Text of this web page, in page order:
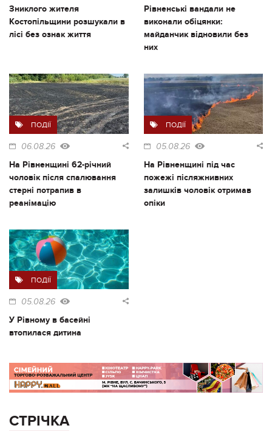
Зниклого жителя
Костопільщини розшукали в
лісі без ознак життя
Рівненські вандали не
виконали обіцянки:
майданчик відновили без
них
ПОДІЇ
06.08.26
На Рівненщині 62-річний
чоловік після спалювання
стерні потрапив в
реанімацію
ПОДІЇ
05.08.26
На Рівненщині під час
пожежі післяжнивних
залишків чоловік отримав
опіки
ПОДІЇ
05.08.26
У Рівному в басейні
втопилася дитина
СТРІЧКА